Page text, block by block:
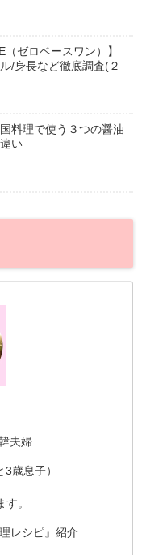
（ゼロベースワン）】
/身長など徹底調査(２
料理で使う３つの醤油
い
夫婦
歳息子）
。
レシピ』紹介